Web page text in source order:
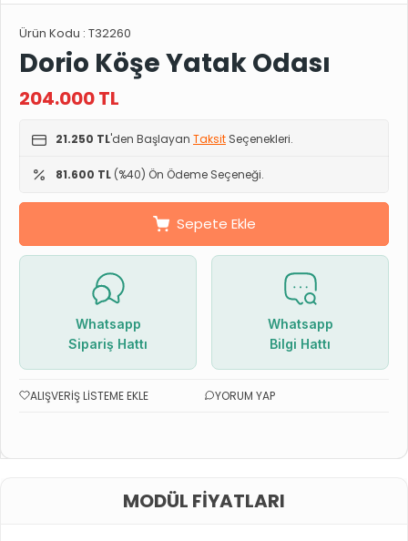
Ürün Kodu : T32260
Dorio Köşe Yatak Odası
204.000TL
21.250 TL'den Başlayan Taksit Seçenekleri.
81.600 TL (%40) Ön Ödeme Seçeneği.
Sepete Ekle
Whatsapp
Sipariş Hattı
Whatsapp
Bilgi Hattı
ALIŞVERIŞ LISTEME EKLE YORUM YAP
MODÜL FIYATLARI